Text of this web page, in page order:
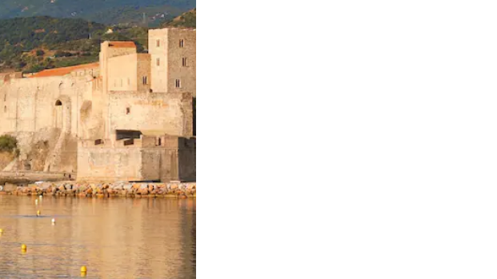
die Ergebnisse durch Berühren oder Wischgesten.